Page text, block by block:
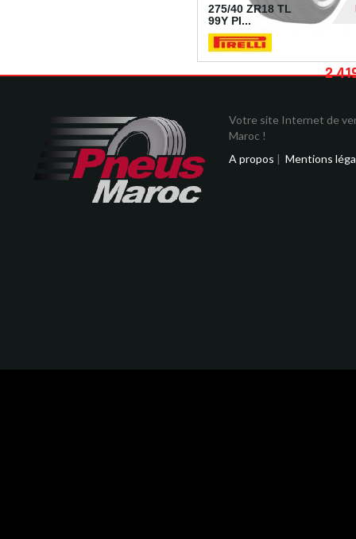
275/40 ZR18 TL
99Y PI...
2
Votre site Internet de
Maroc !
A propos | Mentions